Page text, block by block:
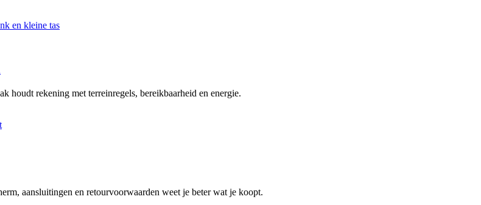
houdt rekening met terreinregels, bereikbaarheid en energie.
aansluitingen en retourvoorwaarden weet je beter wat je koopt.